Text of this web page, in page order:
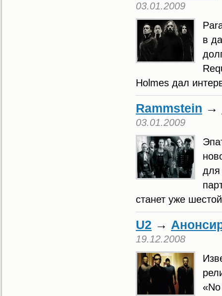
03.01.2009
в
Holmes дал
Rammstein →
03.01.2009
для
станет уже
U2 →
19.12.2008